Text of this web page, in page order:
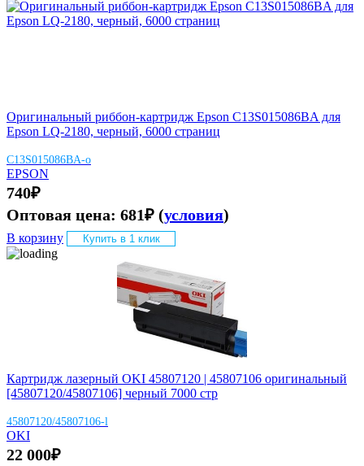
Оригинальный риббон-картридж Epson C13S015086BA для
Epson LQ-2180, черный, 6000 страниц
C13S015086BA-o
EPSON
740₽
Оптовая цена: 681₽ (условия)
В корзину Купить в 1 клик
Картридж лазерный OKI 45807120 | 45807106 оригинальный
[45807120/45807106] черный 7000 стр
45807120/45807106-l
OKI
22 000₽